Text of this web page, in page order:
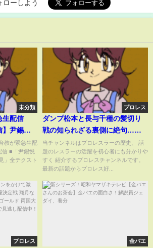
ローしよう
未分類
生配信
尹錫悦
令
教が緊急生配
信 ■「尹錫悦
」全テクスト
プロレス
ダンプ松本と長与千種の髪切り
戦の知られざる裏側に絶句…壮
絶な家庭環境から生まれた極悪
女王、父への憎しみ、クラッシ
ュギャルズの齟齬に驚愕！髪切
い！【プロレス】【極悪女王】
当チャンネルはプロレスラーの歴史、 話
題のレスラーの活躍を初心者にも分かりや
すく 紹介するプロレスチャンネルです。
最新の話題からプロレス好...
プロレス 金バエ